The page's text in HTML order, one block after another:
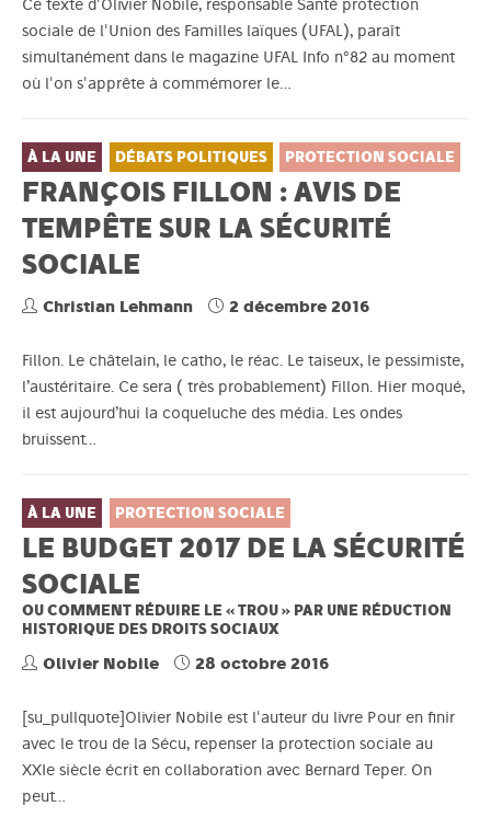
Ce texte d'Olivier Nobile, responsable Santé protection
sociale de l'Union des Familles laïques (UFAL), paraît
simultanément dans le magazine UFAL Info n°82 au moment
où l'on s'apprête à commémorer le…
À LA UNE DÉBATS POLITIQUES PROTECTION SOCIALE
FRANÇOIS FILLON : AVIS DE
TEMPÊTE SUR LA SÉCURITÉ
SOCIALE
Christian Lehmann 2 décembre 2016
Fillon. Le châtelain, le catho, le réac. Le taiseux, le pessimiste,
l’austéritaire. Ce sera ( très probablement) Fillon. Hier moqué,
il est aujourd’hui la coqueluche des média. Les ondes
bruissent…
À LA UNE PROTECTION SOCIALE
LE BUDGET 2017 DE LA SÉCURITÉ
SOCIALE
OU COMMENT RÉDUIRE LE « TROU » PAR UNE RÉDUCTION
HISTORIQUE DES DROITS SOCIAUX
Olivier Nobile 28 octobre 2016
[su_pullquote]Olivier Nobile est l'auteur du livre Pour en finir
avec le trou de la Sécu, repenser la protection sociale au
XXIe siècle écrit en collaboration avec Bernard Teper. On
peut…